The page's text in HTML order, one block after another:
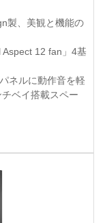
製、美観と機能の
12 fan」4基
ネルに動作音を軽
ベイ搭載スペー